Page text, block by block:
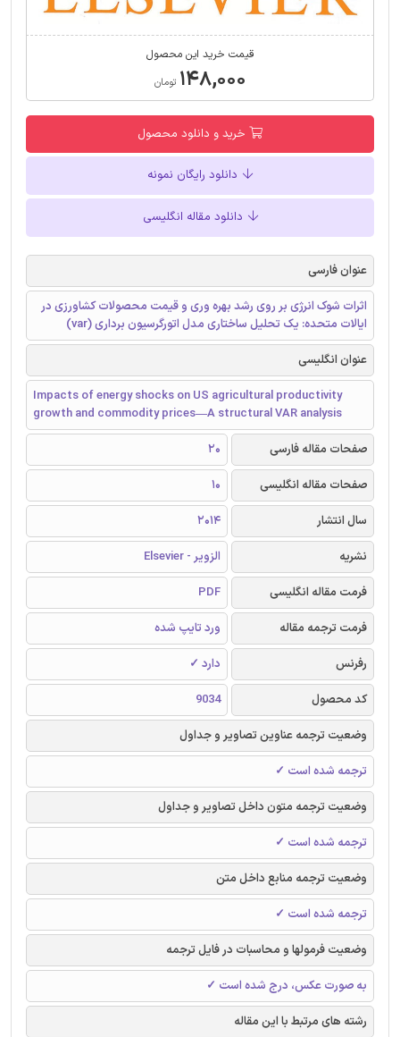
قیمت خرید این محصول
۱۴۸,۰۰۰ تومان
خرید و دانلود محصول
دانلود رایگان نمونه
دانلود مقاله انگلیسی
عنوان فارسی
اثرات شوک انرژی بر روی رشد بهره وری و قیمت محصولات کشاورزی در
ایالات متحده: یک تحلیل ساختاری مدل اتورگرسیون برداری (var)
عنوان انگلیسی
Impacts of energy shocks on US agricultural productivity
growth and commodity prices—A structural VAR analysis
صفحات مقاله فارسی
20
صفحات مقاله انگلیسی
10
سال انتشار
2014
نشریه
الزویر - Elsevier
فرمت مقاله انگلیسی
PDF
فرمت ترجمه مقاله
ورد تایپ شده
رفرنس
دارد ✓
کد محصول
9034
وضعیت ترجمه عناوین تصاویر و جداول
ترجمه شده است ✓
وضعیت ترجمه متون داخل تصاویر و جداول
ترجمه شده است ✓
وضعیت ترجمه منابع داخل متن
ترجمه شده است ✓
وضعیت فرمولها و محاسبات در فایل ترجمه
به صورت عکس، درج شده است ✓
رشته های مرتبط با این مقاله